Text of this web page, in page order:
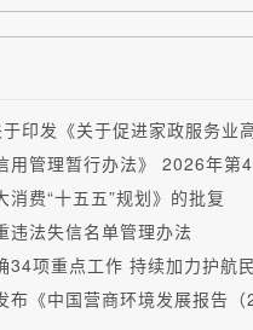
印发《关于促进家政服务业
用管理暂行办法》 2026年第
消费“十五五”规划》的批复
违法失信名单管理办法
34项重点工作 持续加力护航
布《中国营商环境发展报告（